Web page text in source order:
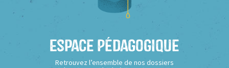
Espace Pédagogique
Retrouvez l’ensemble de nos dossiers